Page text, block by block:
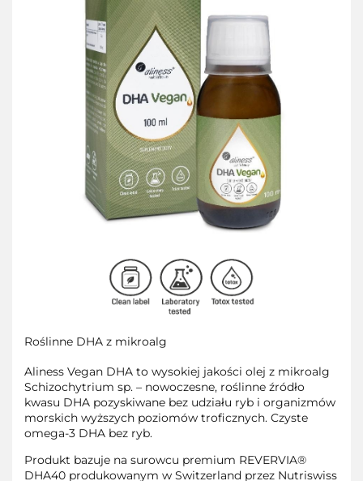
Roślinne DHA z mikroalg
Aliness Vegan DHA to wysokiej jakości olej z mikroalg
Schizochytrium sp. – nowoczesne, roślinne źródło
kwasu DHA pozyskiwane bez udziału ryb i organizmów
morskich wyższych poziomów troficznych. Czyste
omega-3 DHA bez ryb.
Produkt bazuje na surowcu premium REVERVIA®
DHA40 produkowanym w Switzerland przez Nutriswiss